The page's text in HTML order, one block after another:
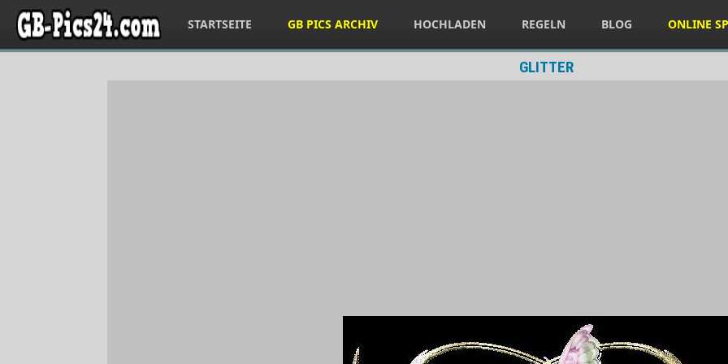
STARTSEITE GB PICS ARCHIV HOCHLADEN REGELN BLOG ONLINE
GLITTER